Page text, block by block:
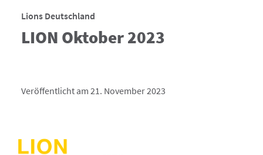
Lions Deutschland
LION Oktober 2023
Veröffentlicht am 21. November 2023